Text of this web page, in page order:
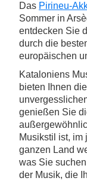
Das Pirineu-
Sommer in
entdecken Sie
durch die
europäischen
Kataloniens
bieten Ihnen
genießen Sie
Musikstil ist, im
ganzen Land
was Sie
der Musik, die